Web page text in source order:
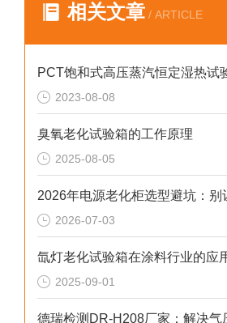
相关文章 / ARTICLE
2023-08-08
臭氧老化试验箱的工作原理
2025-08-05
2026-07-03
氙灯老化试验箱在涂料行业的应
2025-09-01